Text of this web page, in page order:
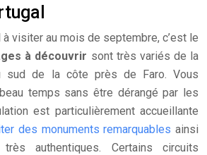
à visiter au mois de septembre, c’est le
à découvrir sont très variés de la
sud de la côte près de Faro. Vous
temps sans être dérangé par les
est particulièrement accueillante
des monuments remarquables ainsi
authentiques. Certains circuits